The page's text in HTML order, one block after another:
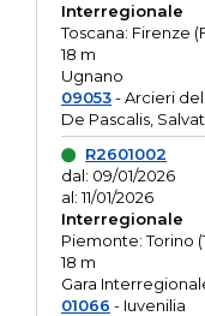
Interregionale
Toscana: Firenze
18 m
Ugnano
09053- Arcieri
De Pascalis,
R2601002
dal: 09/01/2026
al: 11/01/2026
Interregionale
Piemonte: Torino
18 m
Gara
01066 - Iuvenilia